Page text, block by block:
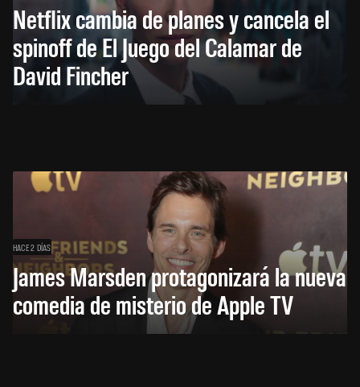
Netflix cambia de planes y cancela el
spinoff de El Juego del Calamar de
David Fincher
HACE 2 DÍAS
James Marsden protagonizará la nueva
comedia de misterio de Apple TV